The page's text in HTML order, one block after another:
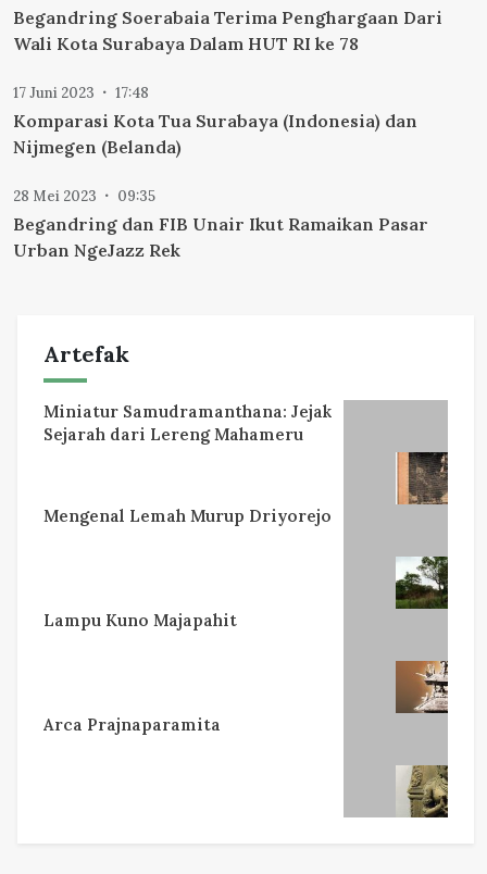
Begandring Soerabaia Terima Penghargaan Dari
Wali Kota Surabaya Dalam HUT RI ke 78
17 Juni 2023 17:48
Komparasi Kota Tua Surabaya (Indonesia) dan
Nijmegen (Belanda)
28 Mei 2023 09:35
Begandring dan FIB Unair Ikut Ramaikan Pasar
Urban NgeJazz Rek
Artefak
Miniatur Samudramanthana: Jejak
Sejarah dari Lereng Mahameru
Mengenal Lemah Murup Driyorejo
Lampu Kuno Majapahit
Arca Prajnaparamita